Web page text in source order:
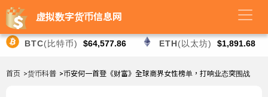
虚拟数字货币信息网
BTC(比特币) $64,577.86 ETH(以太坊) $1,891.68
首页 >货币科普 >币安何一首登《财富》全球商界女性榜单，打响业态突围战